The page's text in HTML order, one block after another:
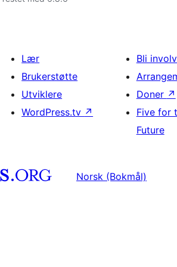
Lær
Brukerstøtte
Utviklere
WordPress.tv ↗
Bli
Doner ↗
Five for
Future
Norsk (Bokmål)